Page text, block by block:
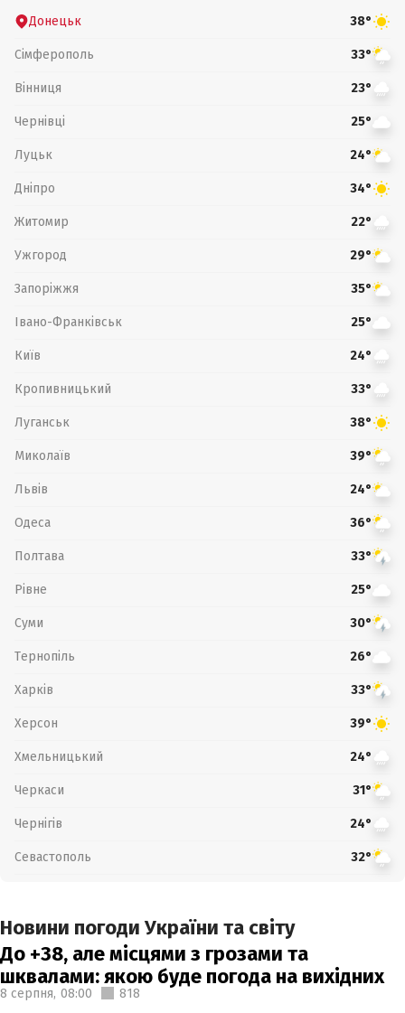
Донецьк 38°
Сімферополь 33°
Вінниця 23°
Чернівці 25°
Луцьк 24°
Дніпро 34°
Житомир 22°
Ужгород 29°
Запоріжжя 35°
Івано-Франківськ 25°
Київ 24°
Кропивницький 33°
Луганськ 38°
Миколаїв 39°
Львів 24°
Одеса 36°
Полтава 33°
Рівне 25°
Суми 30°
Тернопіль 26°
Харків 33°
Херсон 39°
Хмельницький 24°
Черкаси 31°
Чернігів 24°
Севастополь 32°
Новини погоди України та світу
До +38, але місцями з грозами та
шквалами: якою буде погода на вихідних
8 серпня, 08:00 818